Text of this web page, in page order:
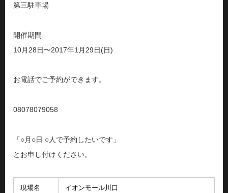
第三駐車場
開催期間
10月28日〜2017年1月29日(日)
お電話でご予約ができます。
08078079058
「○月○日 ○人で予約したいです」
とお申し付けください。
現場名 イオンモール川口